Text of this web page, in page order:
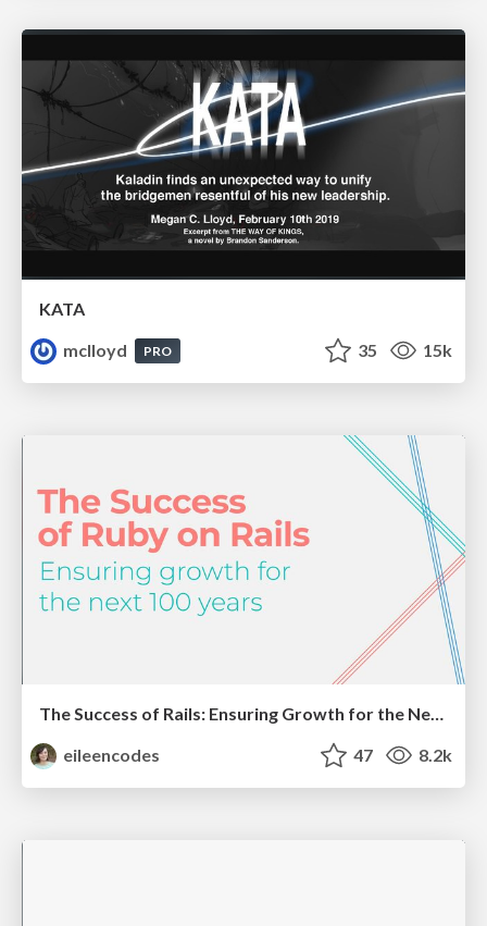
KATA
mclloyd
PRO 35 15k
The Success of Rails: Ensuring Growth for the Next 100 Years
eileencodes
47 8.2k